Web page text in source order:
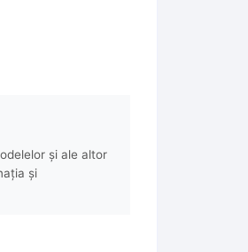
și ale altor
și